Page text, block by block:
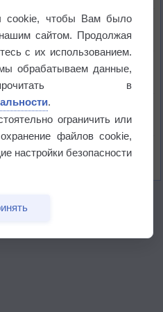
влияет на транспорт
маршрут через тень
замерзать
cookie, чтобы Вам было
сайтом. Продолжая
с их использованием.
обрабатываем данные,
в
.
ограничить или
файлов cookie,
настройки безопасности